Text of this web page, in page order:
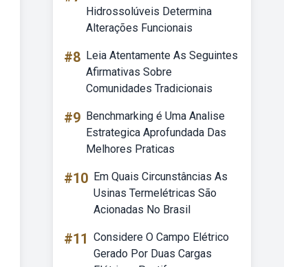
Hidrossolúveis Determina
Alterações Funcionais
#8 Leia Atentamente As Seguintes
Afirmativas Sobre
Comunidades Tradicionais
#9 Benchmarking é Uma Analise
Estrategica Aprofundada Das
Melhores Praticas
#10 Em Quais Circunstâncias As
Usinas Termelétricas São
Acionadas No Brasil
#11 Considere O Campo Elétrico
Gerado Por Duas Cargas